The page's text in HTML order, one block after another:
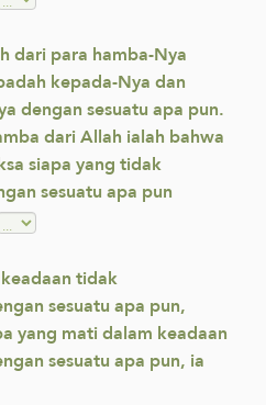
dari para hamba-Nya
kepada-Nya dan
dengan sesuatu apa pun.
dari Allah ialah bahwa
siapa yang tidak
sesuatu apa pun
tidak
sesuatu apa pun,
yang mati dalam keadaan
sesuatu apa pun, ia